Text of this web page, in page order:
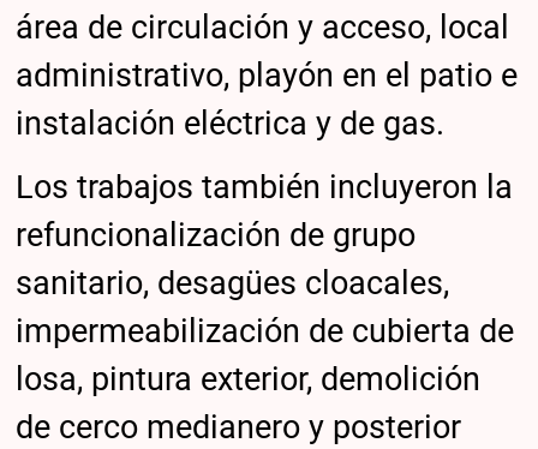
área de circulación y acceso, local
administrativo, playón en el patio e
instalación eléctrica y de gas.
Los trabajos también incluyeron la
refuncionalización de grupo
sanitario, desagües cloacales,
impermeabilización de cubierta de
losa, pintura exterior, demolición
de cerco medianero y posterior